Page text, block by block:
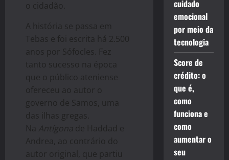
o cidadão.
A história se passa em
Tebas e foi escrita há 2.500
anos por Sófocles. Fez
tanto sucesso na época
que o público ateniense
ofereceu ao autor o
governo de Samos, uma
das ilhas gregas.
Na Antígona de Haddad e
Andrea, ao contrário do
autor original, que partiu
cuidado
emocional
por meio da
tecnologia
Score de
crédito: o
que é,
como
funciona e
como
aumentar o
seu